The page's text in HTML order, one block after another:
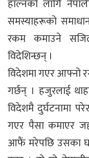
हाल्नको लागि
समस्याहरूको
रकम कमाउने
विदेशिन्छन् ।
विदेशमा गएर आफ्नो
गर्छन् । हजुरलाई
विदेशमै दुर्घटनामा
गएर पैसा कमाएर
आफैं मरेपछि उसका